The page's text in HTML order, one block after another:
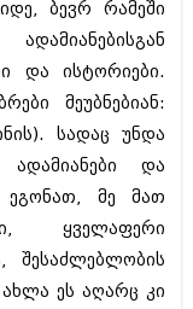
ბევრ რამეში
და ისტორიები.
მეუბნებიან:
სადაც უნდა
ადამიანები და
ეგონათ, მე მათ
ყველაფერი
შესაძლებლობის
ეს აღარც კი